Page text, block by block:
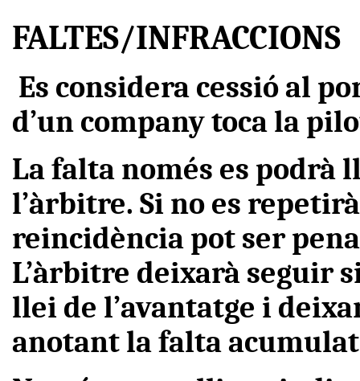
FALTES/INFRACCIONS
Es considera cessió al
d’un company toca la
La falta només es podrà
l’àrbitre. Si no es
reincidència pot ser
L’àrbitre deixarà seguir
llei de l’avantatge i
anotant la falta